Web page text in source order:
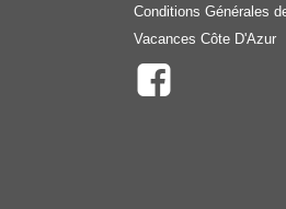
Conditions Générales
Vacances Côte D'Azur